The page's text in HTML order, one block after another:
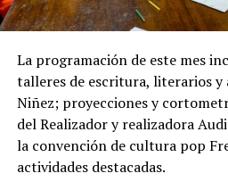
preservar las napas de agua
mejorar las condiciones de
vecinos.
Tras la apertura de sobres, el
recorrido administrativo con la
Comisión de Estudio de Ofertas
tendrá a su cargo la evaluación
La programación de este mes
talleres de escritura, literarios y
Niñez; proyecciones y
del Realizador y realizadora
la convención de cultura pop
actividades destacadas.